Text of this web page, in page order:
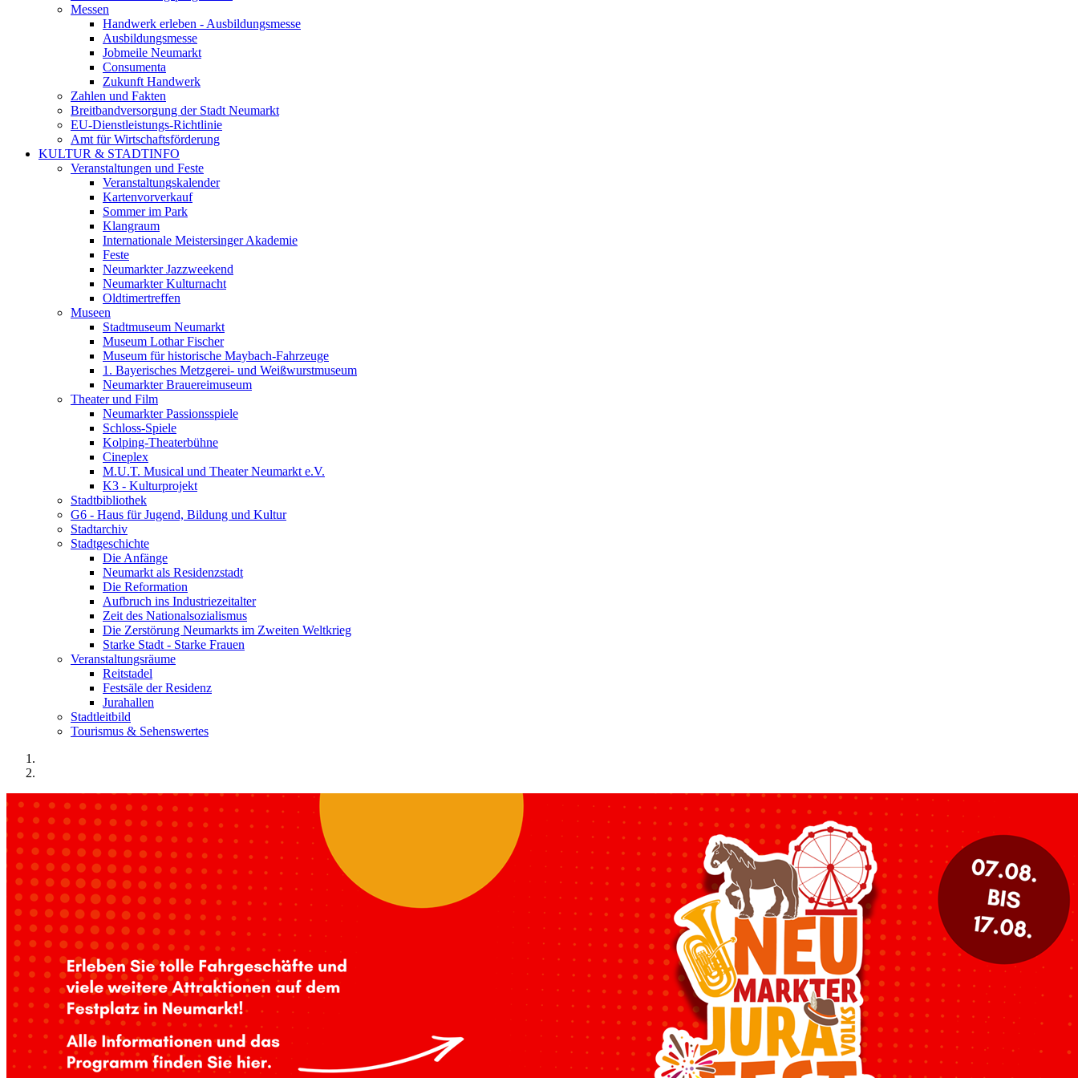
Messen
Handwerk erleben - Ausbildungsmesse
Ausbildungsmesse
Jobmeile Neumarkt
Consumenta
Zukunft Handwerk
Zahlen und Fakten
Breitbandversorgung der Stadt Neumarkt
EU-Dienstleistungs-Richtlinie
Amt für Wirtschaftsförderung
KULTUR & STADTINFO
Veranstaltungen und Feste
Veranstaltungskalender
Kartenvorverkauf
Sommer im Park
Klangraum
Internationale Meistersinger Akademie
Feste
Neumarkter Jazzweekend
Neumarkter Kulturnacht
Oldtimertreffen
Museen
Stadtmuseum Neumarkt
Museum Lothar Fischer
Museum für historische Maybach-Fahrzeuge
1. Bayerisches Metzgerei- und Weißwurstmuseum
Neumarkter Brauereimuseum
Theater und Film
Neumarkter Passionsspiele
Schloss-Spiele
Kolping-Theaterbühne
Cineplex
M.U.T. Musical und Theater Neumarkt e.V.
K3 - Kulturprojekt
Stadtbibliothek
G6 - Haus für Jugend, Bildung und Kultur
Stadtarchiv
Stadtgeschichte
Die Anfänge
Neumarkt als Residenzstadt
Die Reformation
Aufbruch ins Industriezeitalter
Zeit des Nationalsozialismus
Die Zerstörung Neumarkts im Zweiten Weltkrieg
Starke Stadt - Starke Frauen
Veranstaltungsräume
Reitstadel
Festsäle der Residenz
Jurahallen
Stadtleitbild
Tourismus & Sehenswertes